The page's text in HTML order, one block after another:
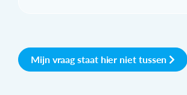
Mijn vraag staat hier niet tussen